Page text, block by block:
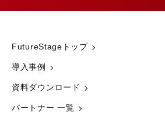
FutureStageトップ
導入事例
資料ダウンロード
パートナー 一覧